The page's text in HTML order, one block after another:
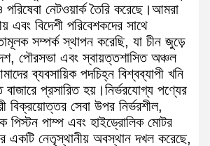
পরিষেবা নেটওয়ার্ক তৈরি করেছে।আমরা
এবং বিদেশী পরিবেশকদের সাথে
সম্পর্ক স্থাপন করেছি, যা চীন জুড়ে
পৌরসভা এবং স্বায়ত্তশাসিত অঞ্চল
ব্যবসায়িক পদচিহ্ন বিশ্বব্যাপী খনি
বাজারে প্রসারিত হয়।নির্ভরযোগ্য পণ্যের
বিক্রয়োত্তর সেবা উপর নির্ভরশীল,
পিস্টন পাম্প এবং হাইড্রোলিক মোটর
একটি নেতৃস্থানীয় অবস্থান দখল করেছে,